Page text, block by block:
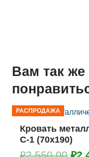
Вам так же
РАСПРОДАЖА
Кровать
С-1 (70х190)
₽2,550.00 ₽